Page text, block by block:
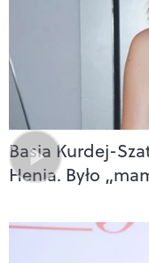
Basia Kurdej-
Henia. Było